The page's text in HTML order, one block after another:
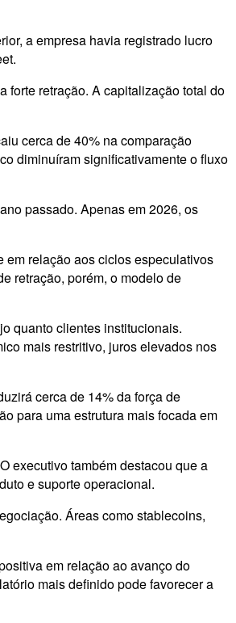
a empresa havia registrado lucro
forte retração. A capitalização total do
cerca de 40% na comparação
diminuíram significativamente o fluxo
passado. Apenas em 2026, os
em relação aos ciclos especulativos
retração, porém, o modelo de
quanto clientes institucionais.
mais restritivo, juros elevados nos
cerca de 14% da força de
para uma estrutura mais focada em
executivo também destacou que a
e suporte operacional.
Áreas como stablecoins,
em relação ao avanço do
mais definido pode favorecer a